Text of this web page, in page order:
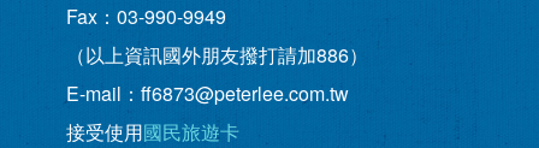
Fax：03-990-9949
（以上資訊國外朋友撥打請加886）
E-mail：ff6873@peterlee.com.tw
接受使用國民旅遊卡